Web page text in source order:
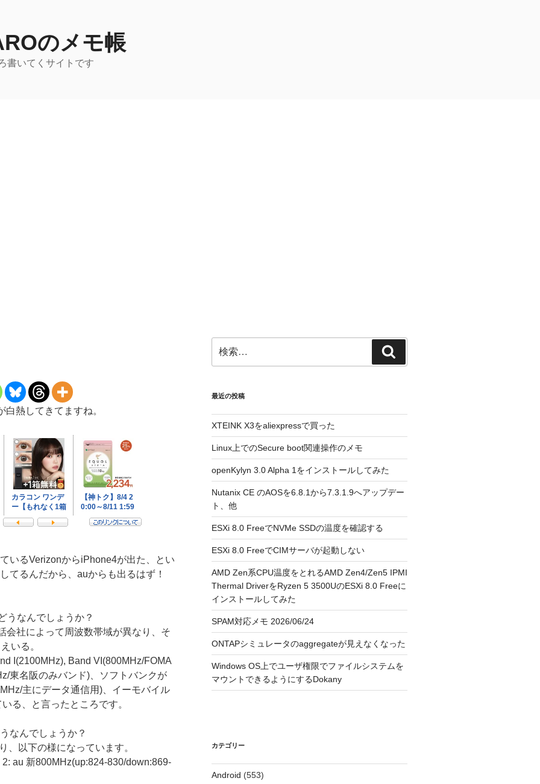
のメモ帳
書いてくサイトです
熱してきてますね。
いるVerizonからiPhone4が出た、とい
てるんだから、auからも出るはず！
うなんでしょうか？
会社によって周波数帯域が異なり、そ
いる。
I(2100MHz), Band VI(800MHz/FOMA
東名阪のみバンド)、ソフトバンクが
主にデータ通信用)、イーモバイル
る、と言ったところです。
なんでしょうか？
、以下の様になっています。
au 新800MHz(up:824-830/down:869-
索:
索
最近の投稿
XTEINK X3をaliexpressで買った
Linux上でのSecure boot関連操作のメモ
openKylyn 3.0 Alpha 1をインストールしてみた
Nutanix CE のAOSを6.8.1から7.3.1.9へアップデー
ト、他
ESXi 8.0 FreeでNVMe SSDの温度を確認する
ESXi 8.0 FreeでCIMサーバが起動しない
AMD Zen系CPU温度をとれるAMD Zen4/Zen5 IPMI
Thermal DriverをRyzen 5 3500UのESXi 8.0 Freeに
インストールしてみた
SPAM対応メモ 2026/06/24
ONTAPシミュレータのaggregateが見えなくなった
Windows OS上でユーザ権限でファイルシステムを
マウントできるようにするDokany
カテゴリー
Android (553)